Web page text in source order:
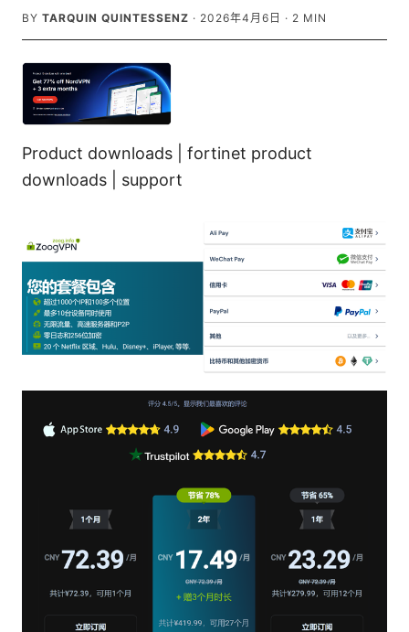
BY TARQUIN QUINTESSENZ · 2026年4月6日 · 2 MIN
Product downloads | fortinet product
downloads | support